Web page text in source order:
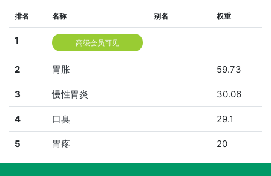
排名 名称 别名 权重
1 高级会员可见
2 胃胀 59.73
3 慢性胃炎 30.06
4 口臭 29.1
5 胃疼 20